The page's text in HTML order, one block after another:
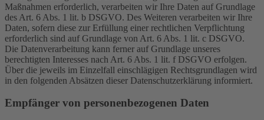
Maßnahmen erforderlich, verarbeiten wir Ihre Daten auf Grundlage
des Art. 6 Abs. 1 lit. b DSGVO. Des Weiteren verarbeiten wir Ihre
Daten, sofern diese zur Erfüllung einer rechtlichen Verpflichtung
erforderlich sind auf Grundlage von Art. 6 Abs. 1 lit. c DSGVO.
Die Datenverarbeitung kann ferner auf Grundlage unseres
berechtigten Interesses nach Art. 6 Abs. 1 lit. f DSGVO erfolgen.
Über die jeweils im Einzelfall einschlägigen Rechtsgrundlagen wird
in den folgenden Absätzen dieser Datenschutzerklärung informiert.
Empfänger von personenbezogenen Daten